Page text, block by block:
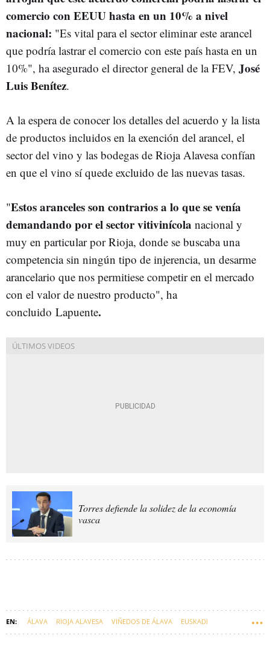
comercio con EEUU hasta en un 10% a nivel
nacional: "Es vital para el sector eliminar este arancel
que podría lastrar el comercio con este país hasta en un
10%", ha asegurado el director general de la FEV, José
Luis Benítez.
A la espera de conocer los detalles del acuerdo y la lista
de productos incluidos en la exención del arancel, el
sector del vino y las bodegas de Rioja Alavesa confían
en que el vino sí quede excluido de las nuevas tasas.
"Estos aranceles son contrarios a lo que se venía
demandando por el sector vitivinícola nacional y
muy en particular por Rioja, donde se buscaba una
competencia sin ningún tipo de injerencia, un desarme
arancelario que nos permitiese competir en el mercado
con el valor de nuestro producto", ha
concluido Lapuente.
Torres defiende la solidez de la economía
vasca
ÁLAVA RIOJA ALAVESA VIÑEDOS DE ÁLAVA EUSKADI